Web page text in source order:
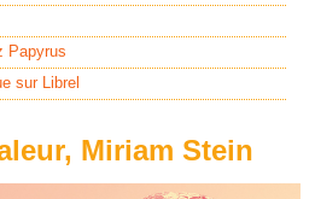
Papyrus
sur Librel
Miriam Stein